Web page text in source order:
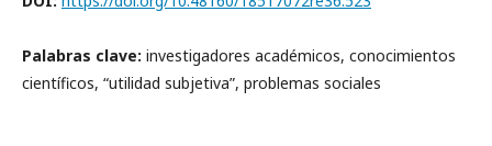
Palabras clave: investigadores académicos, conocimientos
científicos, “utilidad subjetiva”, problemas sociales